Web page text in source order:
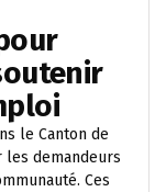
le Canton de
demandeurs
Ces